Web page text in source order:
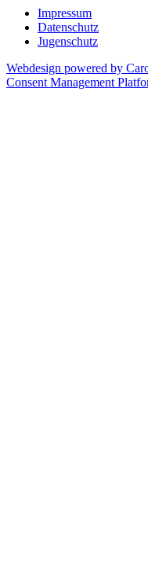
Impressum
Datenschutz
Jugenschutz
Webdesign powered by
Consent Management